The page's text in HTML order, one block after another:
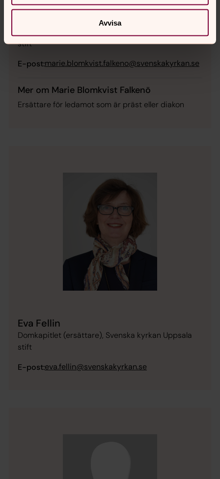
Avvisa
Marie Blomkvist Falkenö
stift
E-post:marie.blomkvist.falkeno@svenskakyrkan.se
Mer om Marie Blomkvist Falkenö
Ersättare för ledamot som är präst eller diakon
Eva Fellin
Domkapitlet (ersättare), Svenska kyrkan Uppsala
stift
E-post:eva.fellin@svenskakyrkan.se